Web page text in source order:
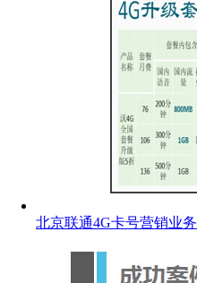
北京联通4G卡号营销业务